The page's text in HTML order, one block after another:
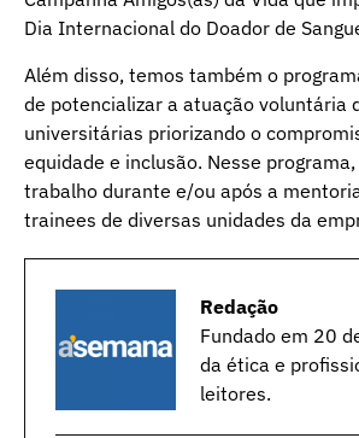
Dia Internacional do Doador de
Além disso, temos também o
de potencializar a atuação voluntária
universitárias priorizando o
equidade e inclusão. Nesse
trabalho durante e/ou após a
trainees de diversas unidades da
Redação
Fundado em 20
da ética e
leitores.